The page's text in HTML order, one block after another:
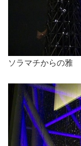
ソラマチからの雅